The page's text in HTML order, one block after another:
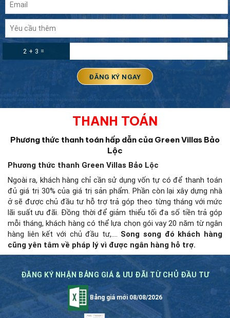
2 + 3 =
THANH TOÁN
Phương thức thanh toán hấp dẫn của Green Villas Bảo
Lộc
Phương thức thanh Green Villas Bảo Lộc
Ngoài ra, khách hàng chỉ cần sử dụng vốn tự có để thanh toán
đủ giá trị 30% của giá trị sản phẩm. Phần còn lại xây dựng nhà
ở sẽ được chủ đầu tư hỗ trợ trả góp theo từng tháng với mức
lãi suất ưu đãi. Đồng thời để giảm thiểu tối đa số tiền trả góp
mỗi tháng, khách hàng có thể lựa chọn gói vay 20 năm từ ngân
hàng liên kết với chủ đầu tư,…. Song song đó khách hàng
cũng yên tâm về pháp lý vì được ngân hàng hỗ trợ.
ĐĂNG KÝ NHẬN BẢNG GIÁ & ƯU ĐÃI TỪ CHỦ ĐẦU TƯ
Bảng giá mới 08/08/2026